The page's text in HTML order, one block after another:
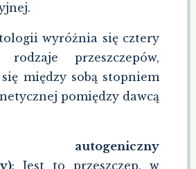
wyróżnia się cztery
rodzaje przeszczepów,
między sobą stopniem
pomiędzy dawcą
autogeniczny
: Jest to przeszczep, w